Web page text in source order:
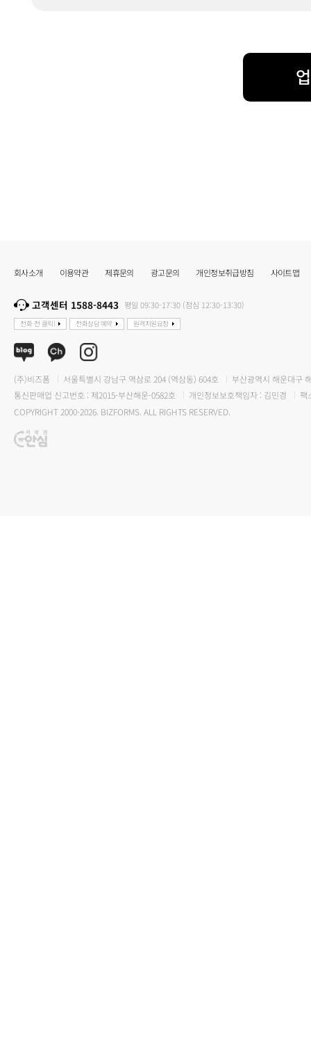
회사소개 이용약관 제휴문의 광고문의 개인정보취급방침 사이트맵
고객센터 1588-8443 평일 09:30-17:30 (점심 12:30-13:30)
전화 전 클릭! 전화상담 예약 원격지원요청
(주)비즈폼 서울특별시 강남구 역삼로 204 (역삼동) 604호
부산광역시 해운대구
통신판매업 신고번호 : 제2015-부산해운-0582호
개인정보보호책임자 : 김민경
팩
COPYRIGHT 2000-2026. BIZFORMS. ALL RIGHTS RESERVED.